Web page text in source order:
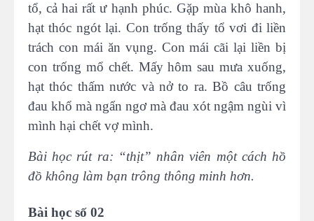
tổ, cả hai rất ư hạnh phúc. Gặp mùa khô hanh,
hạt thóc ngót lại. Con trống thấy tổ vơi đi liền
trách con mái ăn vụng. Con mái cãi lại liền bị
con trống mổ chết. Mấy hôm sau mưa xuống,
hạt thóc thấm nước và nở to ra. Bồ câu trống
đau khổ mà ngẩn ngơ mà đau xót ngậm ngùi vì
mình hại chết vợ mình.
Bài học rút ra: “thịt” nhân viên một cách hồ
đồ không làm bạn trông thông minh hơn.
Bài học số 02